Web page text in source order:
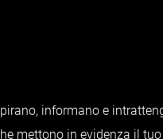
informano e
mettono in evidenza il